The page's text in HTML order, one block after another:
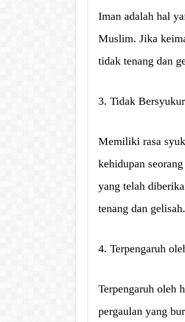
Iman adalah hal
Muslim. Jika
tidak tenang dan
3. Tidak Bersyukur
Memiliki rasa
kehidupan
yang telah
tenang dan gelisah.
4. Terpengaruh
Terpengaruh oleh
pergaulan yang